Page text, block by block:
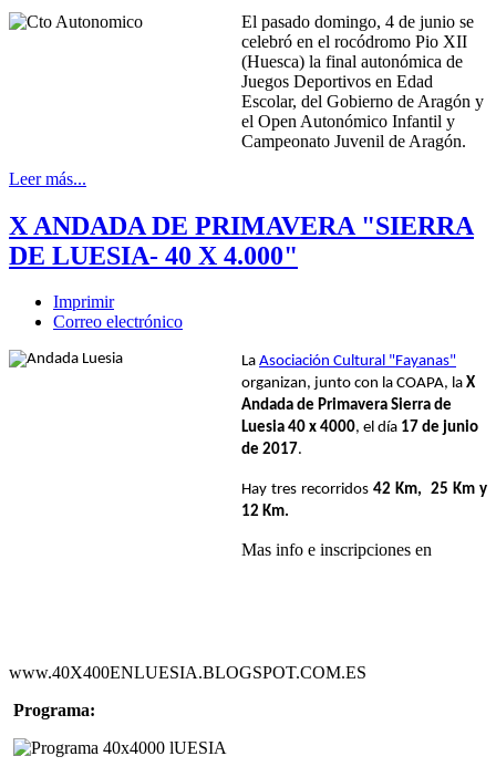
El pasado domingo, 4 de junio se
celebró en el rocódromo Pio XII
(Huesca) la final autonómica de
Juegos Deportivos en Edad
Escolar, del Gobierno de Aragón y
el Open Autonómico Infantil y
Campeonato Juvenil de Aragón.
Leer más...
X ANDADA DE PRIMAVERA "SIERRA
DE LUESIA- 40 X 4.000"
Imprimir
Correo electrónico
La Asociación Cultural "Fayanas"
organizan, junto con la COAPA, la X
Andada de Primavera Sierra de
Luesia 40 x 4000, el día 17 de junio
de 2017.
Hay tres recorridos 42 Km, 25 Km y
12 Km.
Mas info e inscripciones en
www.40X400ENLUESIA.BLOGSPOT.COM.ES
Programa: